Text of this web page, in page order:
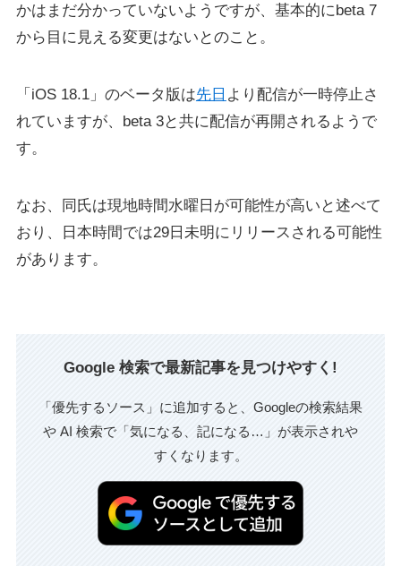
かはまだ分かっていないようですが、基本的にbeta 7
から目に見える変更はないとのこと。
「iOS 18.1」のベータ版は先日 より配信が一時停止さ
れていますが、beta 3と共に配信が再開されるようで
す。
なお、同氏は現地時間水曜日が可能性が高いと述べて
おり、日本時間では29日未明にリリースされる可能性
があります。
Google 検索で最新記事を見つけやすく!
「優先するソース」に追加すると、Googleの検索結果
や AI 検索で「気になる、記になる…」が表示されや
すくなります。